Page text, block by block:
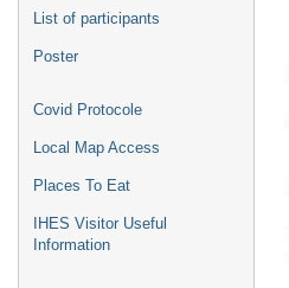
List of participants
Poster
Covid Protocole
Local Map Access
Places To Eat
IHES Visitor Useful
Information